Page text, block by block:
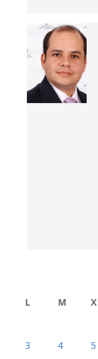
L
M X
3
4 5